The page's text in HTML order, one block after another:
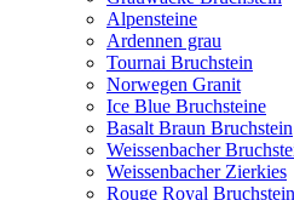
Alpensteine
Ardennen grau
Tournai Bruchstein
Norwegen Granit
Ice Blue Bruchsteine
Basalt Braun Bruchstein
Weissenbacher
Weissenbacher Zierkies
Rouge Royal